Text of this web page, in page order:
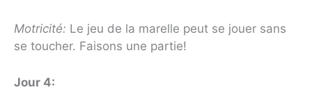
Motricité: Le jeu de la marelle peut se jouer sans
se toucher. Faisons une partie!
Jour 4: